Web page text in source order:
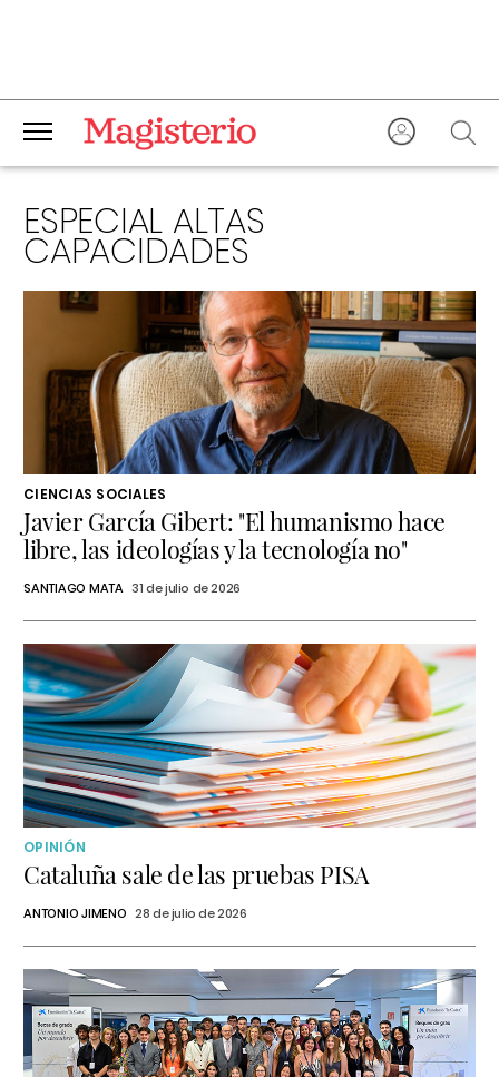
ESPECIAL ALTAS
CAPACIDADES
CIENCIAS SOCIALES
Javier García Gibert: "El humanismo hace
libre, las ideologías y la tecnología no"
SANTIAGO MATA 31 de julio de 2026
OPINIÓN
Cataluña sale de las pruebas PISA
ANTONIO JIMENO 28 de julio de 2026